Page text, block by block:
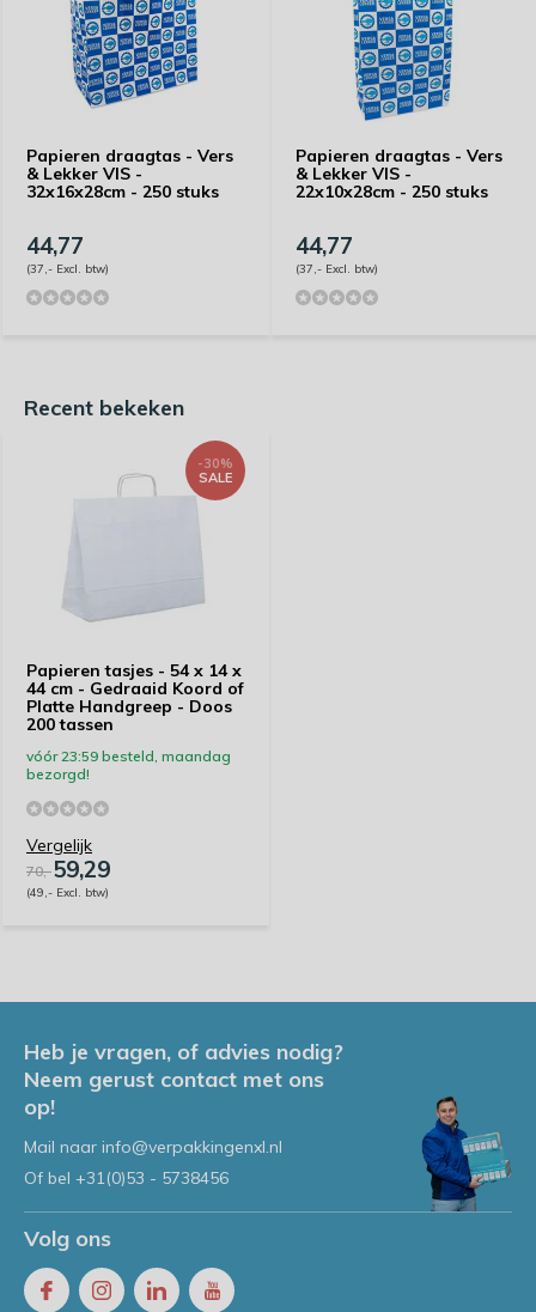
Papieren draagtas - Vers
& Lekker VIS -
32x16x28cm - 250 stuks
44,77
(37,- Excl. btw)
Papieren draagtas - Vers
& Lekker VIS -
22x10x28cm - 250 stuks
44,77
(37,- Excl. btw)
Recent bekeken
Papieren tasjes - 54 x 14 x
44 cm - Gedraaid Koord of
Platte Handgreep - Doos
200 tassen
-30%
SALE
vóór 23:59 besteld, maandag
bezorgd!
Vergelijk
70,-59,29
(49,- Excl. btw)
Heb je vragen, of advies nodig?
Neem gerust contact met ons
op!
Mail naar info@verpakkingenxl.nl
Of bel +31(0)53 - 5738456
Volg ons